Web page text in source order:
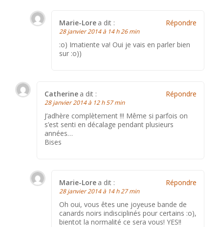
Marie-Lore a dit :
28 janvier 2014 à 14 h 26 min
:o) Imatiente va! Oui je vais en parler bien
sur :o))
Répondre
Catherine a dit :
28 janvier 2014 à 12 h 57 min
J’adhère complètement !!! Même si parfois on
s’est senti en décalage pendant plusieurs
années…
Bises
Répondre
Marie-Lore a dit :
28 janvier 2014 à 14 h 27 min
Oh oui, vous êtes une joyeuse bande de
canards noirs indisciplinés pour certains :o),
bientot la normalité ce sera vous! YES!!
Répondre